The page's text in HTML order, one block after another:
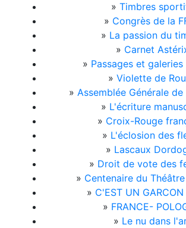
» Timbres
» Congrès de la
» La passion du
» Carnet
» Passages et galeries
» Violette de
» Assemblée Générale
» L'écriture
» Croix-Rouge
» L'éclosion des
» Lascaux
» Droit de vote des
» Centenaire du
» C'EST UN
» FRANCE-
» Le nu dans